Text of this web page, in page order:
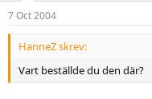
7 Oct 2004
HanneZ skrev:
Vart beställde du den där?